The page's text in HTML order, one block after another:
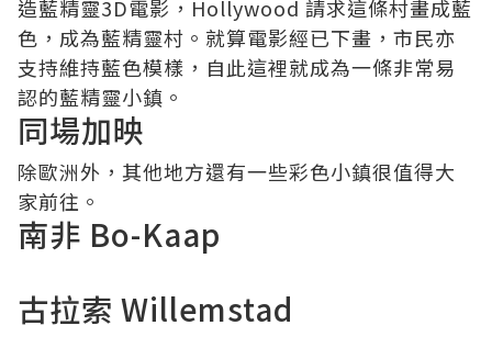
造藍精靈3D電影，Hollywood 請求這條村畫成藍
色，成為藍精靈村。就算電影經已下畫，市民亦
支持維持藍色模樣，自此這裡就成為一條非常易
認的藍精靈小鎮。
同場加映
除歐洲外，其他地方還有一些彩色小鎮很值得大
家前往。
南非 Bo-Kaap
古拉索 Willemstad